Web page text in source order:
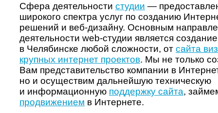
Сфера деятельности студии —
широкого спектра услуг по созданию
решений и веб-дизайну. Основным
деятельности web-студии является
в Челябинске любой сложности, от сайта
крупных интернет проектов. Мы не только
Вам представительство компании в
но и осуществим дальнейшую техническую
и информационную поддержку сайта,
продвижением в Интернете.